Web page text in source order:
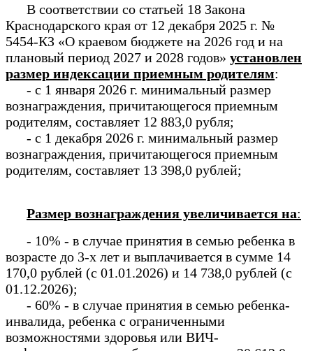
В соответствии со статьей 18 Закона
Краснодарского края от 12 декабря 2025 г. №
5454-КЗ «О краевом бюджете на 2026 год и на
плановый период 2027 и 2028 годов» установлен
размер индексации приемным родителям:
- с 1 января 2026 г. минимальный размер
вознаграждения, причитающегося приемным
родителям, составляет 12 883,0 рубля;
- с 1 декабря 2026 г. минимальный размер
вознаграждения, причитающегося приемным
родителям, составляет 13 398,0 рублей;
Размер вознаграждения увеличивается на:
- 10% - в случае принятия в семью ребенка в
возрасте до 3-х лет и выплачивается в сумме 14
170,0 рублей (с 01.01.2026) и 14 738,0 рублей (с
01.12.2026);
- 60% - в случае принятия в семью ребенка-
инвалида, ребенка с ограниченными
возможностями здоровья или ВИЧ-